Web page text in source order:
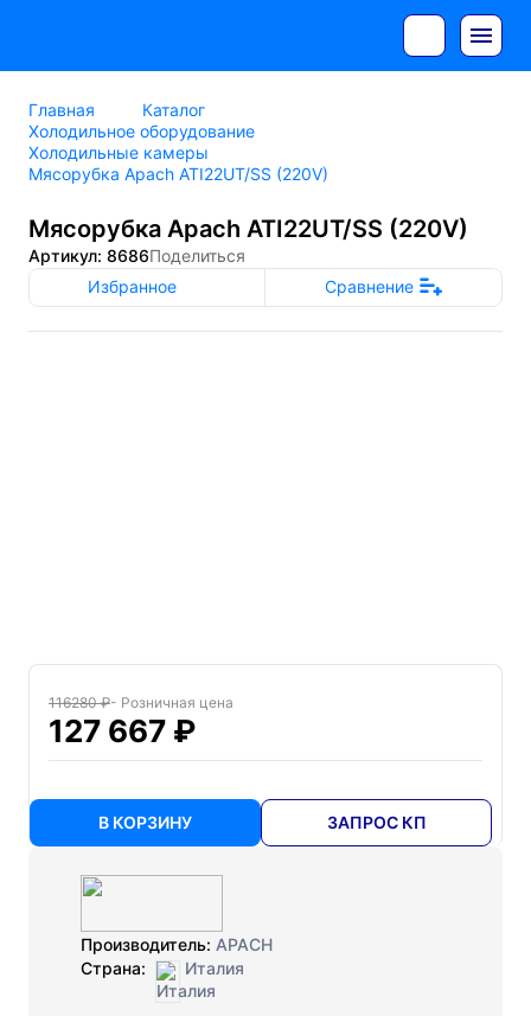
Главная
Каталог
Холодильное оборудование
Холодильные камеры
Мясорубка Apach ATI22UT/SS (220V)
Мясорубка Apach ATI22UT/SS (220V)
Артикул: 8686Поделиться
Избранное
Сравнение
116280 ₽- Розничная цена
127 667 ₽
В КОРЗИНУ ЗАПРОС КП
Производитель: APACH
Страна:
Италия